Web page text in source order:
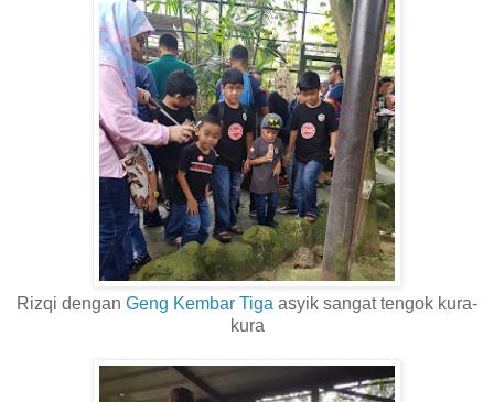
Rizqi dengan Geng Kembar Tiga asyik sangat tengok kura-
kura